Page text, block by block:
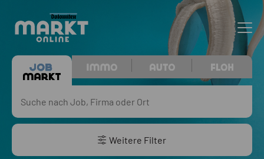
Weitere Filter